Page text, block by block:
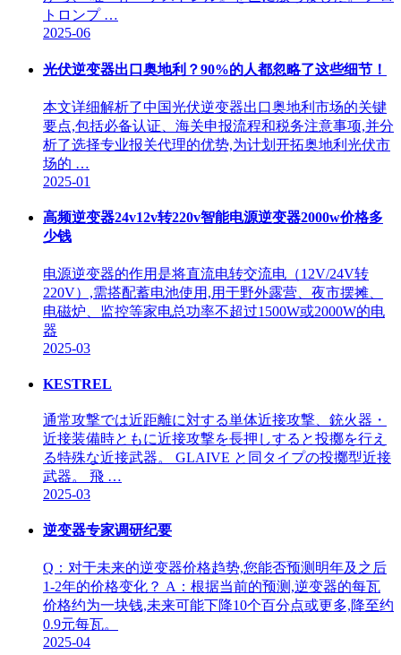
トロンプ …
2025-06
光伏逆变器出口奥地利？90%的人都忽略了这些细节！
本文详细解析了中国光伏逆变器出口奥地利市场的关键
要点,包括必备认证、海关申报流程和税务注意事项,并分
析了选择专业报关代理的优势,为计划开拓奥地利光伏市
场的 …
2025-01
高频逆变器24v12v转220v智能电源逆变器2000w价格多
少钱
电源逆变器的作用是将直流电转交流电（12V/24V转
220V）,需搭配蓄电池使用,用于野外露营、夜市摆摊、
电磁炉、监控等家电总功率不超过1500W或2000W的电
器
2025-03
KESTREL
通常攻撃では近距離に対する単体近接攻撃、銃火器・
近接装備時ともに近接攻撃を長押しすると投擲を行え
る特殊な近接武器。 GLAIVE と同タイプの投擲型近接
武器。 飛 …
2025-03
逆变器专家调研纪要
Q：对于未来的逆变器价格趋势,您能否预测明年及之后
1-2年的价格变化？ A：根据当前的预测,逆变器的每瓦
价格约为一块钱,未来可能下降10个百分点或更多,降至约
0.9元每瓦。
2025-04